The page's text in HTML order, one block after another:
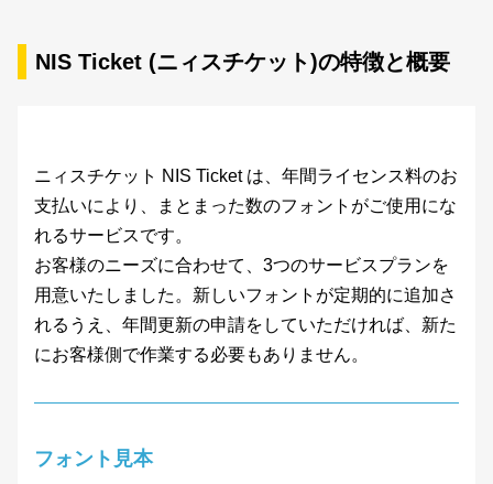
NIS Ticket (ニィスチケット)の特徴と概要
ニィスチケット NIS Ticket は、年間ライセンス料のお
支払いにより、まとまった数のフォントがご使用にな
れるサービスです。
お客様のニーズに合わせて、3つのサービスプランを
用意いたしました。新しいフォントが定期的に追加さ
れるうえ、年間更新の申請をしていただければ、新た
にお客様側で作業する必要もありません。
フォント見本